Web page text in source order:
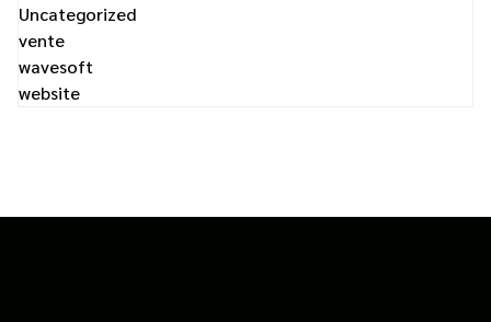
Uncategorized
vente
wavesoft
website